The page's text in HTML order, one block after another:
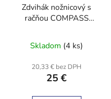
Zdvihák nožnicový s
račňou COMPASS
Skladom (4 ks)
20,33 € bez DPH
25 €